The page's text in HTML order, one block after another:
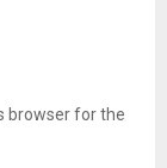
browser for the